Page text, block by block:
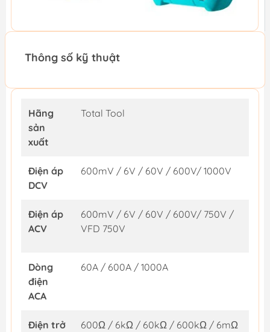
Thông số kỹ thuật
Hãng
sản
xuất
Total Tool
Điện áp
DCV
600mV / 6V / 60V / 600V/ 1000V
Điện áp
ACV
600mV / 6V / 60V / 600V/ 750V /
VFD 750V
Dòng
điện
ACA
60A / 600A / 1000A
Điện trở
600Ω / 6kΩ / 60kΩ / 600kΩ / 6mΩ